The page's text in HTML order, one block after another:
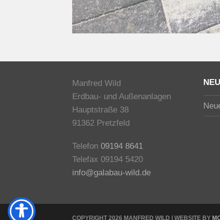
Manfred Wild
Erdbau- und Außenanlagen
Hauptstraße 38
91362 Pretzfeld
Telefon 09194 8641
Telefax 09194 5420
info@galabau-wild.de
COPYRIGHT 2026 MANFRED WILD | WEBSITE BY